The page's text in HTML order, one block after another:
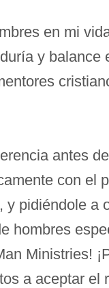
en mi
y
antes
con el
pidiéndole a
hombres
Ministries!
a aceptar el